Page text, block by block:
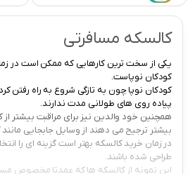
کالسکه مسافرتی
یکی از سخت ترین کارهایی که ممکن است در
کودکان نوپاست.
کودکان نوپا چون به تازگی شروع به راه رفتن
پیاده روی های طولانی مدت ندارند.
همچنین خود والدین نیز برای مراقبت بیشتر
بیشتر ترجیح می دهند از وسایل جابجایی مانند
در زمان خرید کالسکه بهتر است گزینه ای را
طراحی شده باشند.
این نمونه از کالسکه ها که عمدتا مخصوص